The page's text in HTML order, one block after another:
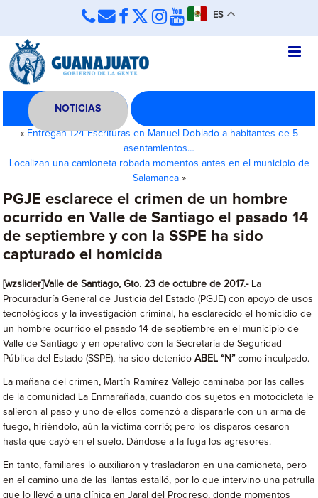
ES
NOTICIAS
« Entregan 124 Escrituras en Manuel Doblado a habitantes de 5
asentamientos…
Localizan una camioneta robada momentos antes en el municipio de
Salamanca»
PGJE esclarece el crimen de un hombre
ocurrido en Valle de Santiago el pasado 14
de septiembre y con la SSPE ha sido
capturado el homicida
[wzslider]Valle de Santiago, Gto. 23 de octubre de 2017.-La
Procuraduría General de Justicia del Estado (PGJE) con apoyo de usos
tecnológicos y la investigación criminal, ha esclarecido el homicidio de
un hombre ocurrido el pasado 14 de septiembre en el municipio de
Valle de Santiago y en operativo con la Secretaría de Seguridad
Pública del Estado (SSPE), ha sido detenidoABEL “N” como inculpado.
La mañana del crimen, Martín Ramírez Vallejo caminaba por las calles
de la comunidad La Enmarañada, cuando dos sujetos en motocicleta le
salieron al paso y uno de ellos comenzó a dispararle con un arma de
fuego, hiriéndolo, aún la víctima corrió; pero los disparos cesaron
hasta que cayó en el suelo. Dándose a la fuga los agresores.
En tanto, familiares lo auxiliaron y trasladaron en una camioneta, pero
en el camino una de las llantas estalló, por lo que intervino una patrulla
que lo llevó a una clínica en Jaral del Progreso, donde momentos